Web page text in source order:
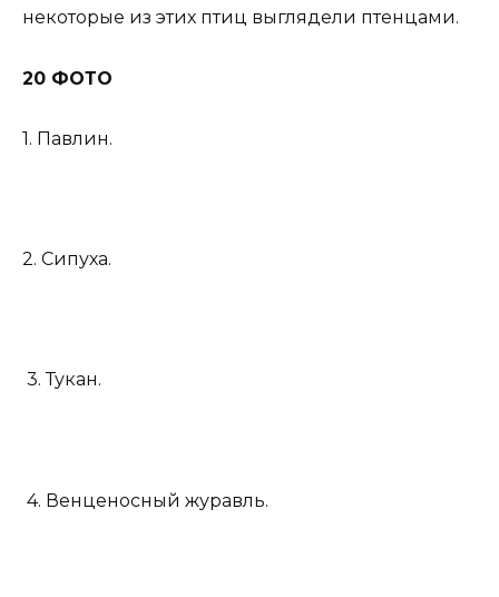
некоторые из этих птиц выглядели птенцами.
20 ФОТО
1. Павлин.
2. Сипуха.
3. Тукан.
4. Венценосный журавль.